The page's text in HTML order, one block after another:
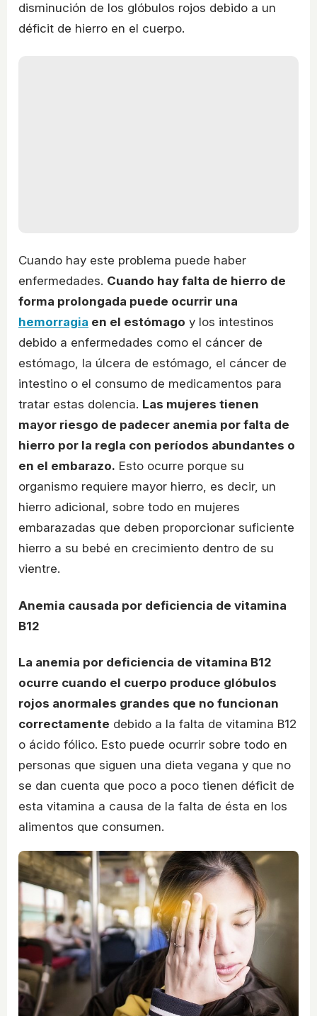
disminución de los glóbulos rojos debido a un
déficit de hierro en el cuerpo.
Cuando hay este problema puede haber
enfermedades. Cuando hay falta de hierro de
forma prolongada puede ocurrir una
hemorragia en el estómago y los intestinos
debido a enfermedades como el cáncer de
estómago, la úlcera de estómago, el cáncer de
intestino o el consumo de medicamentos para
tratar estas dolencia. Las mujeres tienen
mayor riesgo de padecer anemia por falta de
hierro por la regla con períodos abundantes o
en el embarazo. Esto ocurre porque su
organismo requiere mayor hierro, es decir, un
hierro adicional, sobre todo en mujeres
embarazadas que deben proporcionar suficiente
hierro a su bebé en crecimiento dentro de su
vientre.
Anemia causada por deficiencia de vitamina
B12
La anemia por deficiencia de vitamina B12
ocurre cuando el cuerpo produce glóbulos
rojos anormales grandes que no funcionan
correctamente debido a la falta de vitamina B12
o ácido fólico. Esto puede ocurrir sobre todo en
personas que siguen una dieta vegana y que no
se dan cuenta que poco a poco tienen déficit de
esta vitamina a causa de la falta de ésta en los
alimentos que consumen.